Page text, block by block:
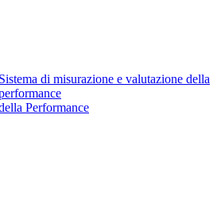
Sistema di misurazione e valutazione della
Performance